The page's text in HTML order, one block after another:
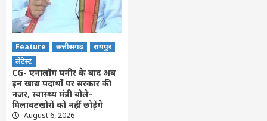
Feature छत्तीसगढ़
रायपुर
लेटेस्ट
CG- एनालॉग पनीर के बाद अब
इन खाद्य पदार्थों पर सरकार की
नजर, स्वास्थ्य मंत्री बोले-
मिलावटखोरों को नहीं छोड़ेंगे
August 6, 2026